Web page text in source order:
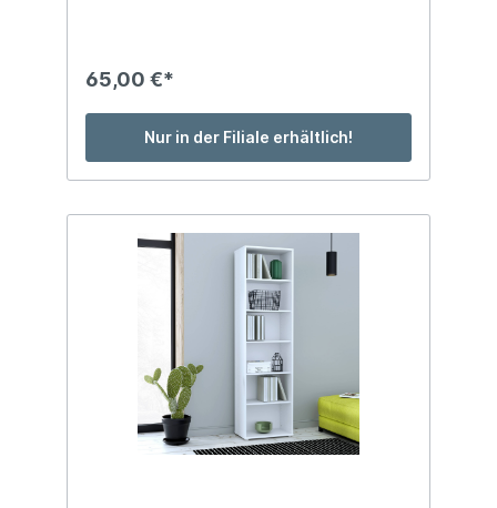
65,00 €*
Nur in der Filiale erhältlich!